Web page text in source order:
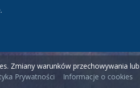
Zmiany warunków przechowywania
Prywatności
Informacje o cookies